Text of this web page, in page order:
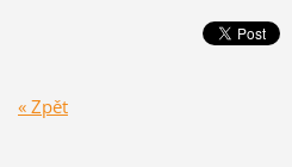
« Zpět